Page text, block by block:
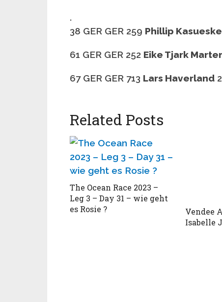
.
38 GER GER 259 Phillip Kasueske
61 GER GER 252 Eike Tjark
67 GER GER 713 Lars Haverland
Related Posts
The Ocean Race 2023 –
Leg 3 – Day 31 – wie geht
es Rosie ?
Vendee
Isabelle